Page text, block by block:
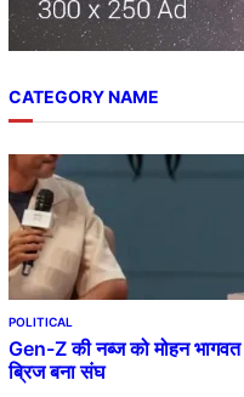
CATEGORY NAME
POLITICAL
Gen-Z की नब्ज को मोहन
ब्रिज बना संघ